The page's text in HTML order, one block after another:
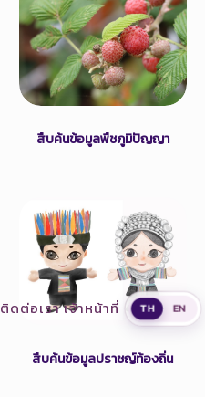
ติดต่อเราเจ้าหน้าที่ TH EN
สืบค้นข้อมูลพืชภูมิปัญญา
สืบค้นข้อมูลปราชญ์ท้องถิ่น